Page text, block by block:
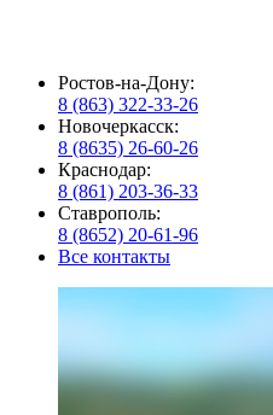
Ростов-на-Дону:
8 (863) 322-33-26
Новочеркасск:
8 (8635) 26-60-26
Краснодар:
8 (861) 203-36-33
Ставрополь:
8 (8652) 20-61-96
Все контакты